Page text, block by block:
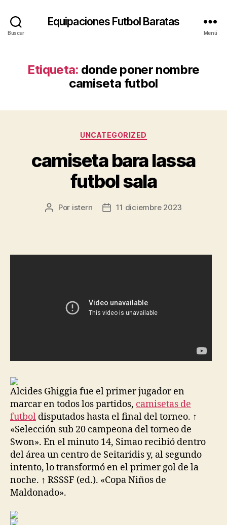
Buscar
Equipaciones Futbol Baratas
Menú
Etiqueta: donde poner nombre
camiseta futbol
Categorías
UNCATEGORIZED
camiseta bara lassa
futbol sala
Autor
Por istern
Fecha11 diciembre 2023
Alcides Ghiggia fue el primer jugador en
marcar en todos los partidos, camisetas de
futbol disputados hasta el final del torneo. ↑
«Selección sub 20 campeona del torneo de
Swon». En el minuto 14, Simao recibió dentro
del área un centro de Seitaridis y, al segundo
intento, lo transformó en el primer gol de la
noche. ↑ RSSSF (ed.). «Copa Niños de
Maldonado».